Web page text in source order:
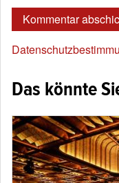
Das könnte